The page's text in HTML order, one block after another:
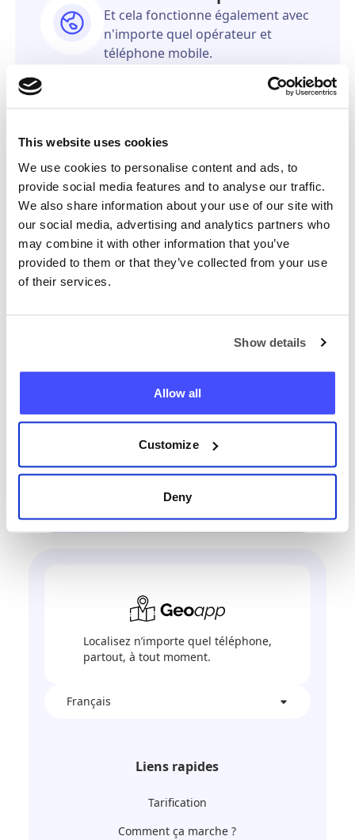
This website uses cookies
We use cookies to personalise content and ads, to
provide social media features and to analyse our traffic.
We also share information about your use of our site with
our social media, advertising and analytics partners who
may combine it with other information that you’ve
provided to them or that they’ve collected from your use
of their services.
Show details
Allow all
Customize
Deny
Et cela fonctionne également avec
n'importe quel opérateur et
téléphone mobile.
que cela vient de vous.
Nous vous montrerons
l'emplacement exact sur une carte
en ligne.
Localisez n’importe quel
téléphone maintenant
+33
Localiser le téléphone
Localisez n’importe quel téléphone,
partout, à tout moment.
Français
Liens rapides
Tarification
Comment ça marche ?